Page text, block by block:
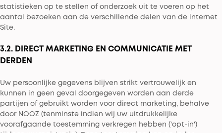
statistieken op te stellen of onderzoek uit te voeren op het
aantal bezoeken aan de verschillende delen van de internet
Site.
3.2. DIRECT MARKETING EN COMMUNICATIE MET
DERDEN
Uw persoonlijke gegevens blijven strikt vertrouwelijk en
kunnen in geen geval doorgegeven worden aan derde
partijen of gebruikt worden voor direct marketing, behalve
door NOOZ (tenminste indien wij uw uitdrukkelijke
voorafgaande toestemming verkregen hebben ('opt-in')